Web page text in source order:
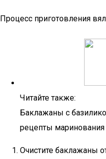
Процесс приготовления
Читайте также:
Баклажаны с
рецепты
Очистите баклажаны